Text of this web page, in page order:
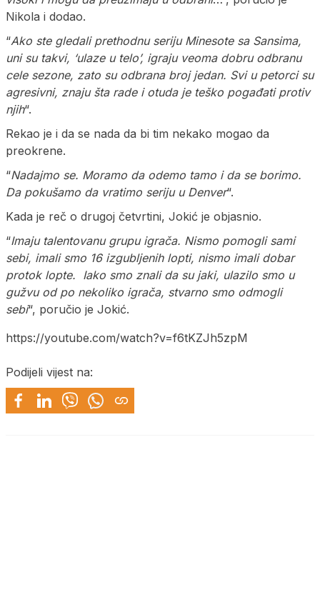
Nikola i dodao.
“Ako ste gledali prethodnu seriju Minesote sa Sansima,
uni su takvi, ‘ulaze u telo’, igraju veoma dobru odbranu
cele sezone, zato su odbrana broj jedan. Svi u petorci su
agresivni, znaju šta rade i otuda je teško pogađati protiv
njih“.
Rekao je i da se nada da bi tim nekako mogao da
preokrene.
“Nadajmo se. Moramo da odemo tamo i da se borimo.
Da pokušamo da vratimo seriju u Denver“.
Kada je reč o drugoj četvrtini, Jokić je objasnio.
“Imaju talentovanu grupu igrača. Nismo pomogli sami
sebi, imali smo 16 izgubljenih lopti, nismo imali dobar
protok lopte. Iako smo znali da su jaki, ulazilo smo u
gužvu od po nekoliko igrača, stvarno smo odmogli
sebi“, poručio je Jokić.
https://youtube.com/watch?v=f6tKZJh5zpM
Podijeli vijest na: